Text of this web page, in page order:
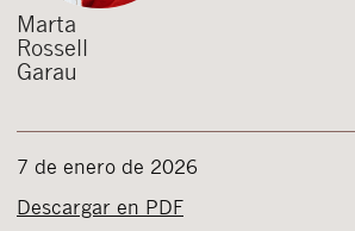
Marta
Rossell
Garau
7 de enero de 2026
Descargar en PDF